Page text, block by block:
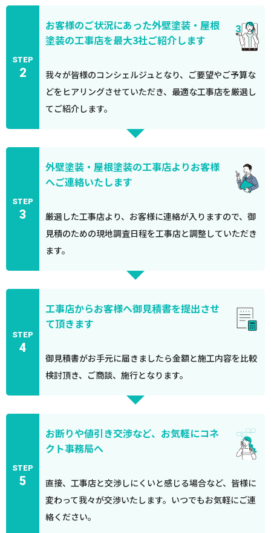
STEP
2
お客様のご状況にあった外壁塗装・屋根
塗装の工事店を最大3社ご紹介します
我々が皆様のコンシェルジュとなり、ご要望やご予算な
どをヒアリングさせていただき、最適な工事店を厳選し
てご紹介します。
STEP
3
外壁塗装・屋根塗装の工事店よりお客様
へご連絡いたします
厳選した工事店より、お客様に連絡が入りますので、御
見積のための現地調査日程を工事店と調整していただき
ます。
STEP
4
工事店からお客様へ御見積書を提出させ
て頂きます
御見積書がお手元に届きましたら金額と施工内容を比較
検討頂き、ご商談、施行となります。
STEP
5
お断りや値引き交渉など、お気軽にコネ
クト事務局へ
直接、工事店と交渉しにくいと感じる場合など、皆様に
変わって我々が交渉いたします。いつでもお気軽にご連
絡ください。